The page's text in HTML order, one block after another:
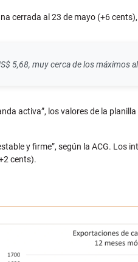
cerrada al 23 de mayo (+6
5,68, muy cerca de los máximos
activa”, los valores de la
y firme”, según la ACG.
cents).